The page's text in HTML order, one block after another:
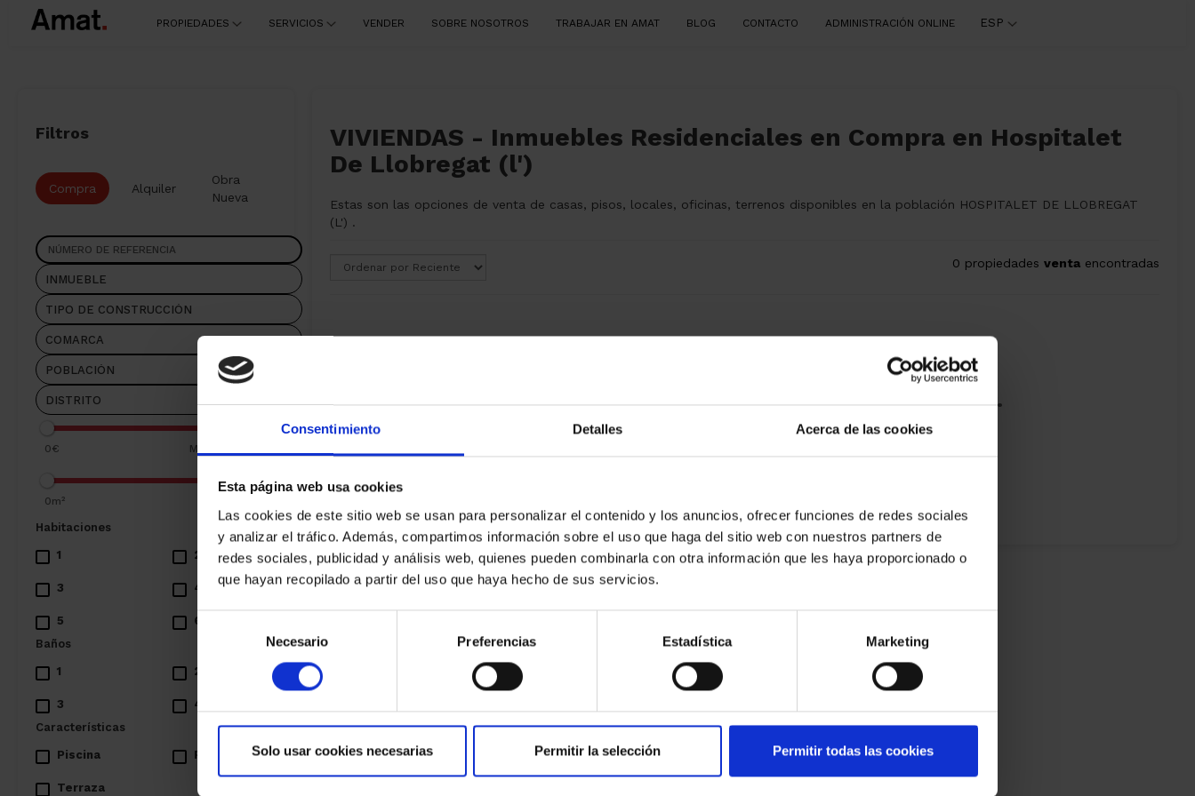
Consentimiento Detalles Acerca de las cookies
Esta página web usa cookies
Las cookies de este sitio web se usan para personalizar el contenido y los anuncios, ofrecer funciones de redes sociales
y analizar el tráfico. Además, compartimos información sobre el uso que haga del sitio web con nuestros partners de
redes sociales, publicidad y análisis web, quienes pueden combinarla con otra información que les haya proporcionado o
que hayan recopilado a partir del uso que haya hecho de sus servicios.
Selección
consentimiento
Necesario Preferencias Estadística Marketing
Solo usar cookies necesarias Permitir la selección Permitir todas las cookies
PROPIEDADES SERVICIOS VENDER SOBRE NOSOTROS TRABAJAR EN AMAT BLOG CONTACTO ADMINISTRACIÓN ONLINE ESP
Filtros
Compra Alquiler
Obra
Nueva
0€ Más de 2.000.000€
0m²
Habitaciones
1 2
3 4
5
6+
Baños
1 2
3
4+
Características
Piscina Parking
Terraza
VIVIENDAS - Inmuebles Residenciales en Compra en Hospitalet
De Llobregat (l')
Estas son las opciones de venta de casas, pisos, locales, oficinas, terrenos disponibles en la población HOSPITALET DE LLOBREGAT
(L') .
0 propiedades venta encontradas
No hay resultados con tus criterios de búsqueda.
Prueba a cambiar los filtros de búsqueda para ampliar las posibilidades.